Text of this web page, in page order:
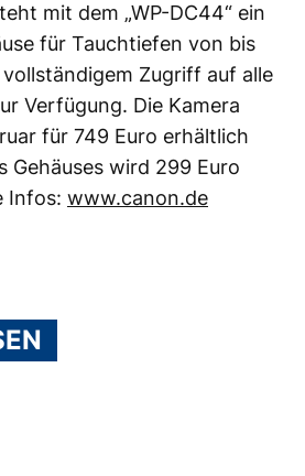
mit dem „WP-DC44“ ein
für Tauchtiefen von bis
Zugriff auf alle
Verfügung. Die Kamera
für 749 Euro erhältlich
Gehäuses wird 299 Euro
Infos: www.canon.de